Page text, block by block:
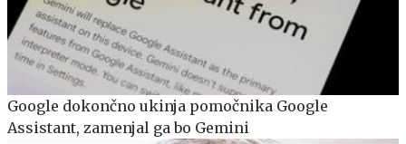
Google dokončno ukinja pomočnika Google
Assistant, zamenjal ga bo Gemini